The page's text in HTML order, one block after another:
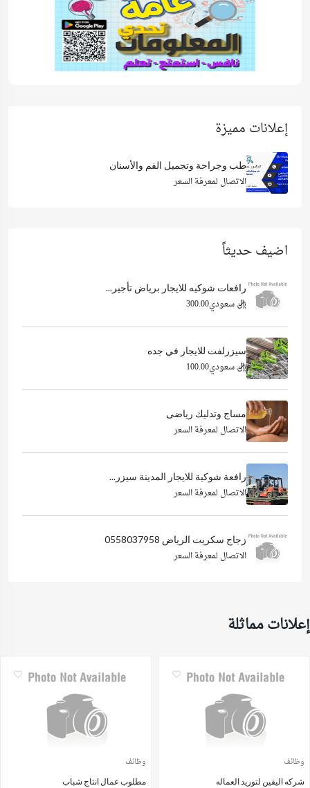
إعلانات مميزة
طب وجراحة وتجميل الفم والأسنان
الاتصال لمعرفة السعر
اضيف حديثاً
رافعات شوكيه للايجار برياض تأجير...
ريال سعودي300.00
سيزرلفت للايجار في جده
ريال سعودي100.00
مساج وتدليك رياضى
الاتصال لمعرفة السعر
رافعة شوكية للايجار المدينة سيزر...
الاتصال لمعرفة السعر
زجاج سكريت الرياض 0558037958
الاتصال لمعرفة السعر
إعلانات مماثلة
وظائف
شركه اليقين لتوريد العماله
وظائف
مطلوب عمال انتاج شباب